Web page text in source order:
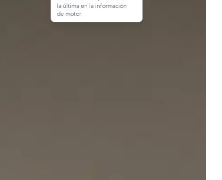
la última en la información
de motor.